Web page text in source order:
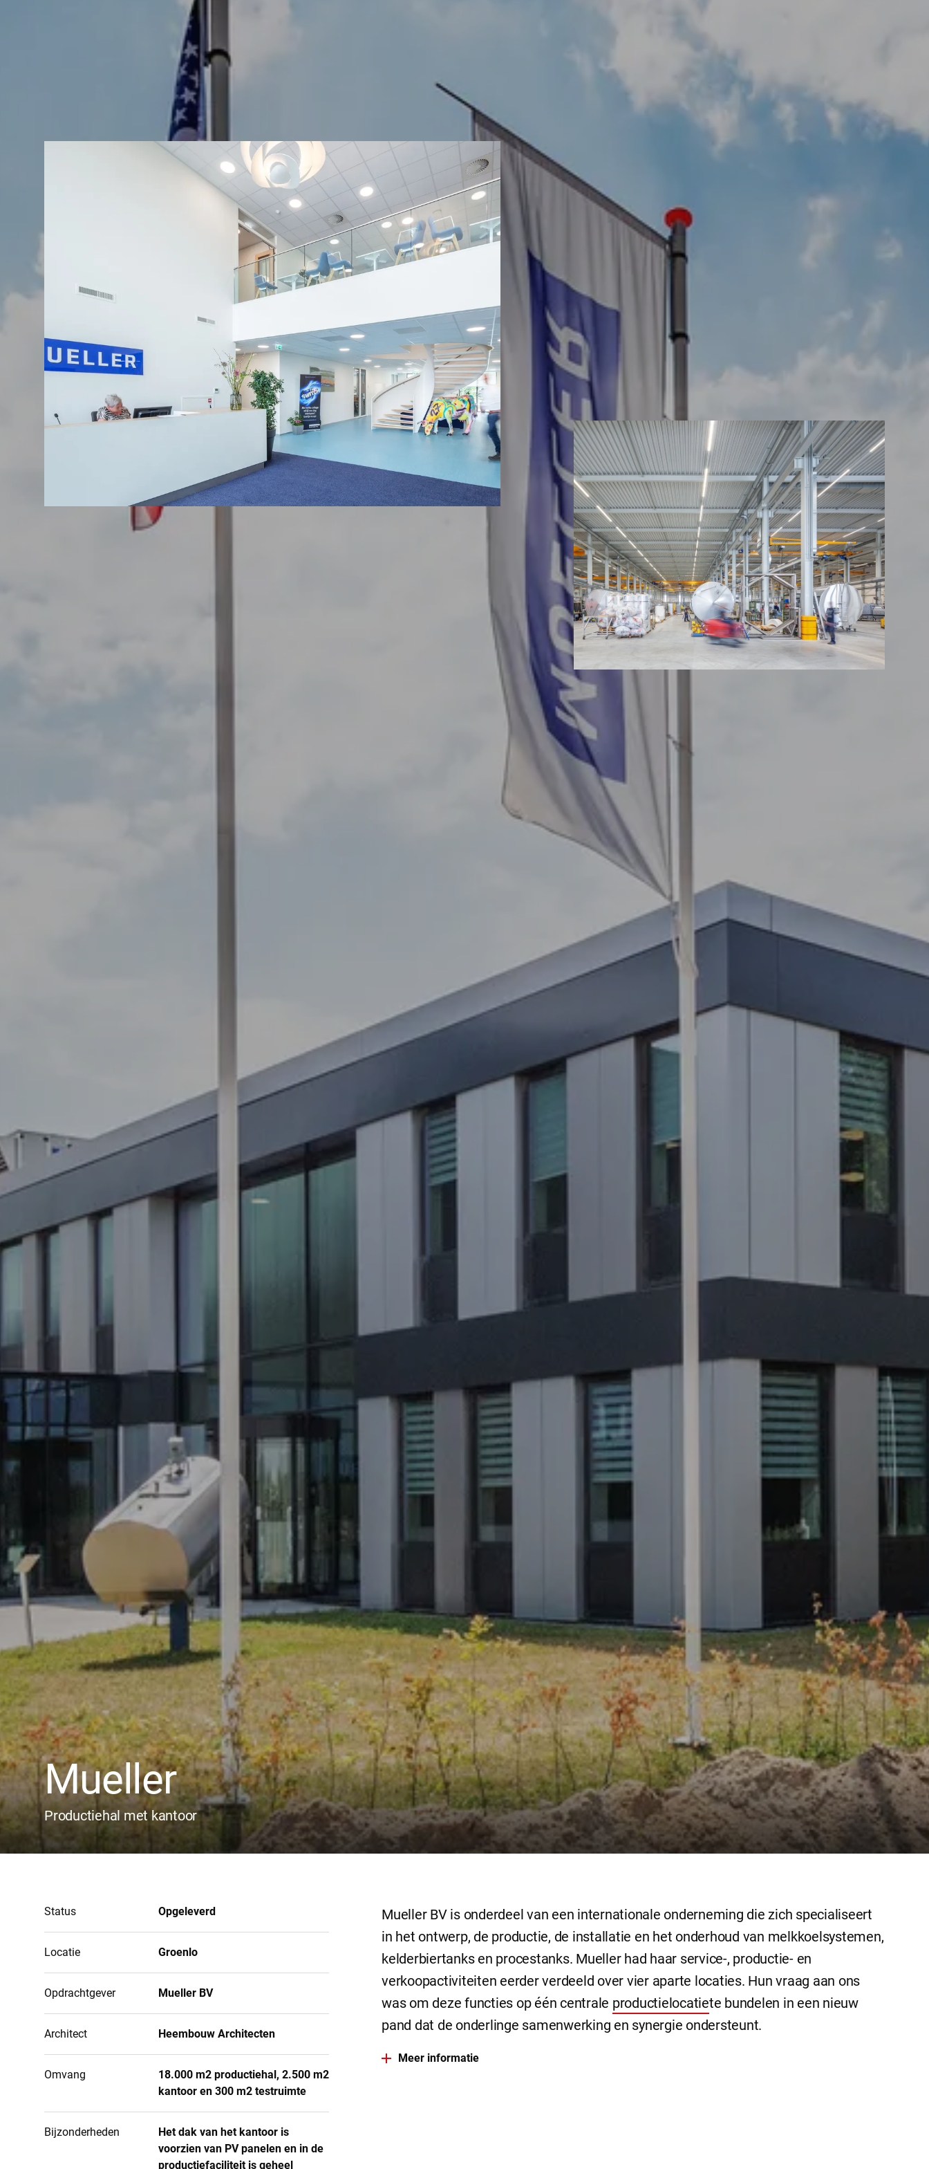
Mueller
Productiehal met kantoor
Status Opgeleverd
Locatie Groenlo
Opdrachtgever Mueller BV
Architect Heembouw Architecten
Omvang
18.000 m2 productiehal, 2.500 m2
kantoor en 300 m2 testruimte
Bijzonderheden
Het dak van het kantoor is
voorzien van PV panelen en in de
productiefaciliteit is geheel
Mueller BV is onderdeel van een internationale onderneming die zich specialiseert
in het ontwerp, de productie, de installatie en het onderhoud van melkkoelsystemen,
kelderbiertanks en procestanks. Mueller had haar service-, productie- en
verkoopactiviteiten eerder verdeeld over vier aparte locaties. Hun vraag aan ons
was om deze functies op één centrale productielocatiete bundelen in een nieuw
pand dat de onderlinge samenwerking en synergie ondersteunt.
Meer informatie